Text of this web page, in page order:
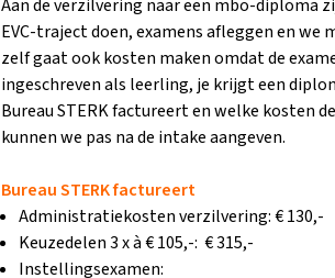
Aan de verzilvering naar een mbo-diploma
EVC-traject doen, examens afleggen en we
zelf gaat ook kosten maken omdat de
ingeschreven als leerling, je krijgt een
Bureau STERK factureert en welke kosten
kunnen we pas na de intake aangeven.
Bureau STERK factureert
Administratiekosten verzilvering: € 130,-
Keuzedelen 3 x à € 105,-: € 315,-
Instellingsexamen: